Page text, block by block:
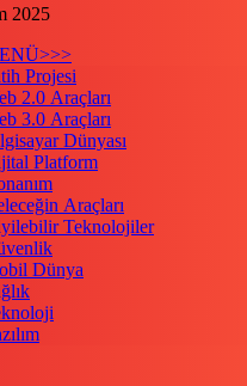
2025
Projesi
2.0 Araçları
3.0 Araçları
Dünyası
Platform
Araçları
Teknolojiler
Dünya